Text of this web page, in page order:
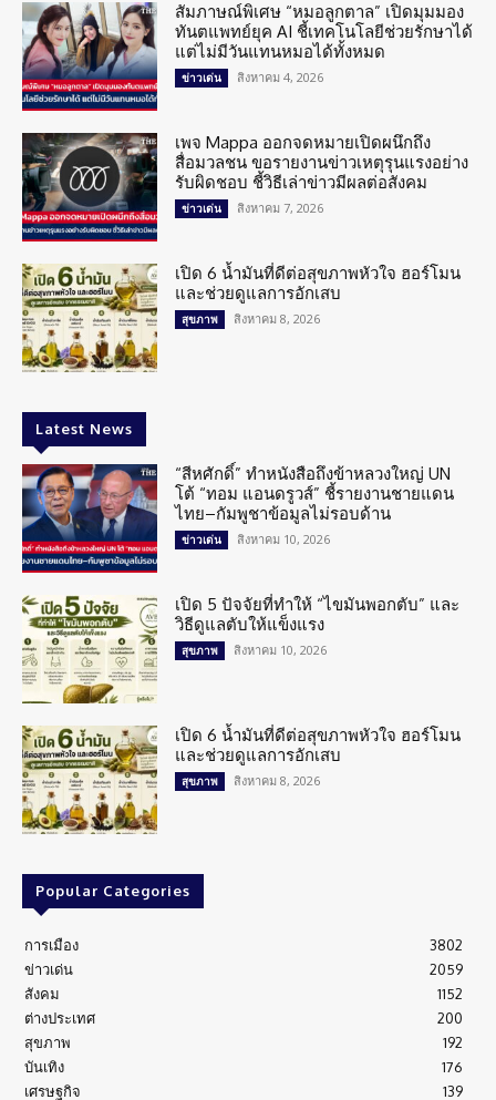
สัมภาษณ์พิเศษ “หมอลูกตาล” เปิดมุมมอง
ทันตแพทย์ยุค AI ชี้เทคโนโลยีช่วยรักษาได้
แต่ไม่มีวันแทนหมอได้ทั้งหมด
ข่าวเด่น สิงหาคม 4, 2026
เพจ Mappa ออกจดหมายเปิดผนึกถึง
สื่อมวลชน ขอรายงานข่าวเหตุรุนแรงอย่าง
รับผิดชอบ ชี้วิธีเล่าข่าวมีผลต่อสังคม
ข่าวเด่น สิงหาคม 7, 2026
เปิด 6 น้ำมันที่ดีต่อสุขภาพหัวใจ ฮอร์โมน
และช่วยดูแลการอักเสบ
สุขภาพ สิงหาคม 8, 2026
Latest News
“สีหศักดิ์” ทำหนังสือถึงข้าหลวงใหญ่ UN
โต้ “ทอม แอนดรูวส์” ชี้รายงานชายแดน
ไทย–กัมพูชาข้อมูลไม่รอบด้าน
ข่าวเด่น สิงหาคม 10, 2026
เปิด 5 ปัจจัยที่ทำให้ “ไขมันพอกตับ” และ
วิธีดูแลตับให้แข็งแรง
สุขภาพ สิงหาคม 10, 2026
เปิด 6 น้ำมันที่ดีต่อสุขภาพหัวใจ ฮอร์โมน
และช่วยดูแลการอักเสบ
สุขภาพ สิงหาคม 8, 2026
Popular Categories
การเมือง
3802
ข่าวเด่น
2059
สังคม
1152
ต่างประเทศ
200
สุขภาพ
192
บันเทิง
176
เศรษฐกิจ
139